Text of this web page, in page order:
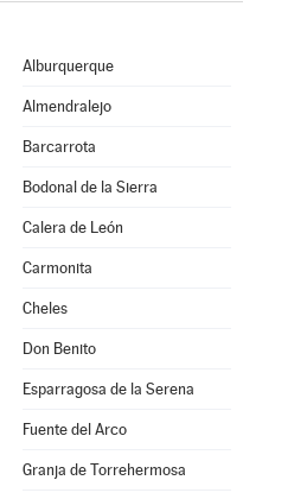
Alburquerque
Almendralejo
Barcarrota
Bodonal de la Sierra
Calera de León
Carmonita
Cheles
Don Benito
Esparragosa de la Serena
Fuente del Arco
Granja de Torrehermosa